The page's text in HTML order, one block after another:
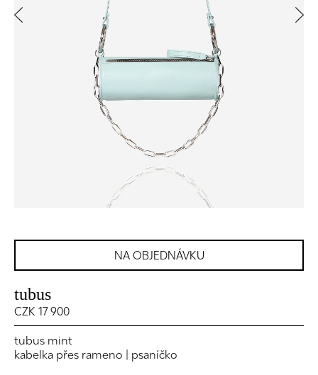
NA OBJEDNÁVKU
tubus
CZK 17 900
tubus mint
kabelka přes rameno | psaníčko